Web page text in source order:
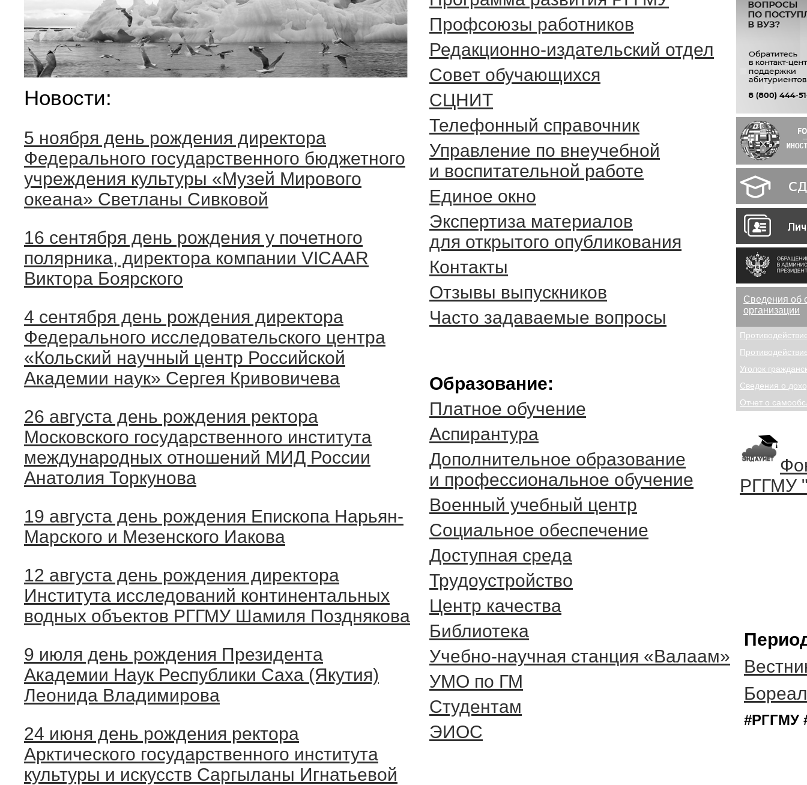
Новости:
5 ноября день рождения директора
Федерального государственного бюджетного
учреждения культуры «Музей Мирового
океана» Светланы Сивковой
16 сентября день рождения у почетного
полярника, директора компании VICAAR
Виктора Боярского
4 сентября день рождения директора
Федерального исследовательского центра
«Кольский научный центр Российской
Академии наук» Сергея Кривовичева
26 августа день рождения ректора
Московского государственного института
международных отношений МИД России
Анатолия Торкунова
19 августа день рождения Епископа Нарьян-
Марского и Мезенского Иакова
12 августа день рождения директора
Института исследований континентальных
водных объектов РГГМУ Шамиля Позднякова
9 июля день рождения Президента
Академии Наук Республики Саха (Якутия)
Леонида Владимирова
24 июня день рождения ректора
Арктического государственного института
культуры и искусств Саргыланы Игнатьевой
Профсоюзы работников
Редакционно-издательский отдел
Cовет обучающихся
СЦНИТ
Телефонный справочник
Управление по внеучебной
и воспитательной работе
Единое окно
Экспертиза материалов
для открытого опубликования
Контакты
Отзывы выпускников
Часто задаваемые вопросы
Образование:
Платное обучение
Аспирантура
Дополнительное образование
и профессиональное обучение
Военный учебный центр
Социальное обеспечение
Доступная среда
Трудоустройство
Центр качества
Библиотека
Учебно-научная станция «Валаам»
УМО по ГМ
Студентам
ЭИОС
Сведения об
организации
Уголок
Сведения о
Отчет о
РГГМУ
#РГГМУ